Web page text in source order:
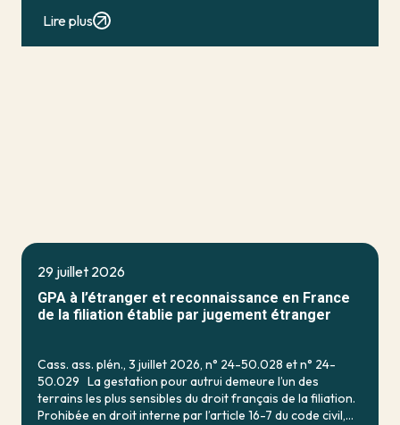
Lire plus
29 juillet 2026
GPA à l’étranger et reconnaissance en France
de la filiation établie par jugement étranger
Cass. ass. plén., 3 juillet 2026, n° 24-50.028 et n° 24-
50.029 La gestation pour autrui demeure l’un des
terrains les plus sensibles du droit français de la filiation.
Prohibée en droit interne par l’article 16-7 du code civil,